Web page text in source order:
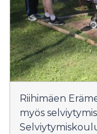
Riihimäen
myös